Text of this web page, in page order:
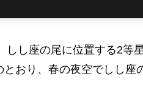
し座の尾に位置する2等
おり、春の夜空でしし座